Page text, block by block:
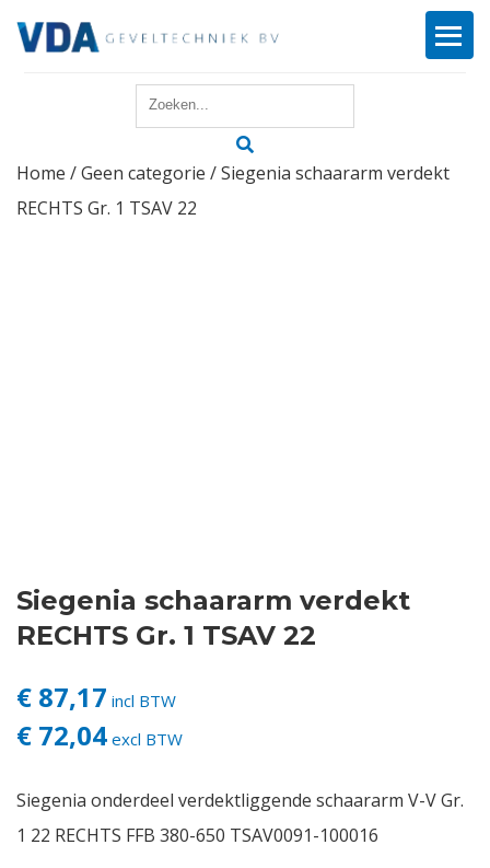
Reparatie
Login
Home /Geen categorie / Siegenia schaararm verdekt
RECHTS Gr. 1 TSAV 22
Siegenia schaararm verdekt
RECHTS Gr. 1 TSAV 22
€ 87,17 incl BTW
€ 72,04 excl BTW
Siegenia onderdeel verdektliggende schaararm V-V Gr.
1 22 RECHTS FFB 380-650 TSAV0091-100016